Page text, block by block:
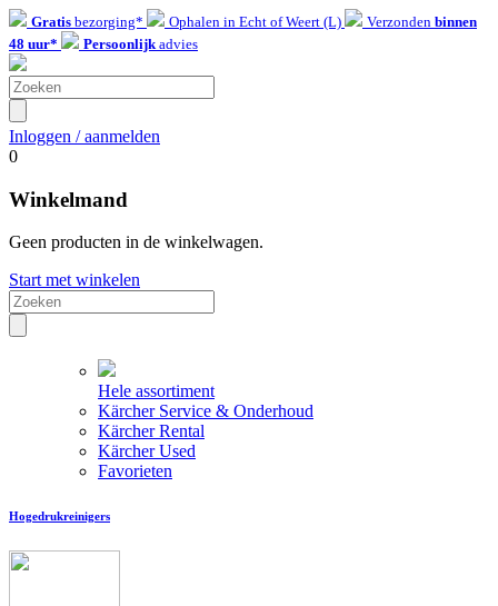
Gratis bezorging* Ophalen in Echt of Weert (L) Verzonden binnen
48 uur*
Persoonlijkadvies
Inloggen / aanmelden
0
Winkelmand
Geen producten in de winkelwagen.
Start met winkelen
Hele assortiment
Kärcher Service & Onderhoud
Kärcher Rental
Kärcher Used
Favorieten
Hogedrukreinigers